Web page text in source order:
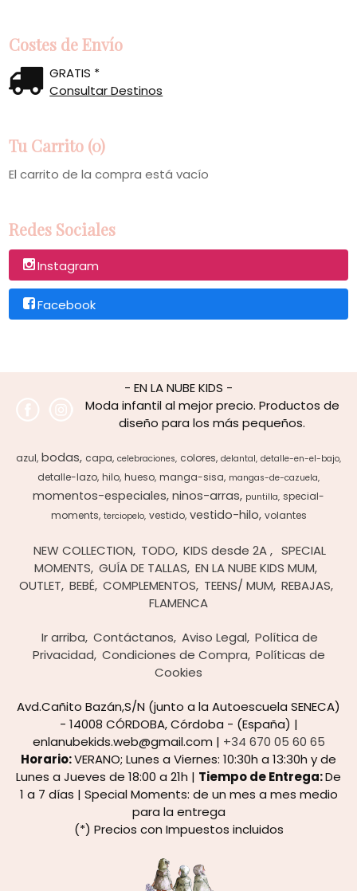
Costes de Envío
GRATIS *
Consultar Destinos
Tu Carrito (0)
El carrito de la compra está vacío
Redes Sociales
Instagram
Facebook
- EN LA NUBE KIDS -
Moda infantil al mejor precio. Productos de
diseño para los más pequeños.
azul bodas capa celebraciones colores delantal detalle-en-el-bajo
detalle-lazo hilo hueso manga-sisa mangas-de-cazuela
momentos-especiales ninos-arras puntilla special-
moments terciopelo vestido vestido-hilo volantes
NEW COLLECTION TODO KIDS desde 2A
SPECIAL
MOMENTS GUÍA DE TALLAS EN LA NUBE KIDS MUM
OUTLET BEBÉ COMPLEMENTOS TEENS/ MUM REBAJAS
FLAMENCA
Ir arriba Contáctanos Aviso Legal Política de
Privacidad Condiciones de Compra Políticas de
Cookies
Avd.Cañito Bazán,S/N (junto a la Autoescuela SENECA)
- 14008 CÓRDOBA, Córdoba - (España) |
enlanubekids.web@gmail.com | +34 670 05 60 65
Horario:VERANO; Lunes a Viernes: 10:30h a 13:30h y de
Lunes a Jueves de 18:00 a 21h | Tiempo de Entrega:De
1 a 7 días | Special Moments: de un mes a mes medio
para la entrega
(*) Precios con Impuestos incluidos